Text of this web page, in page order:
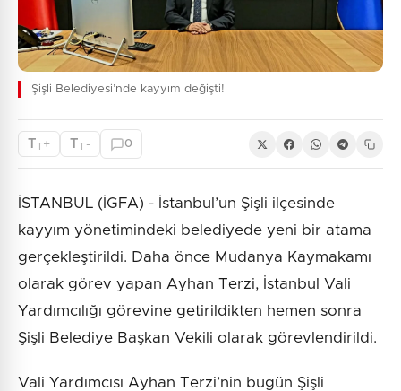
Şişli Belediyesi’nde kayyım değişti!
TT+ TT - 0
İSTANBUL (İGFA) - İstanbul’un Şişli ilçesinde
kayyım yönetimindeki belediyede yeni bir atama
gerçekleştirildi. Daha önce Mudanya Kaymakamı
olarak görev yapan Ayhan Terzi, İstanbul Vali
Yardımcılığı görevine getirildikten hemen sonra
Şişli Belediye Başkan Vekili olarak görevlendirildi.
Vali Yardımcısı Ayhan Terzi’nin bugün Şişli